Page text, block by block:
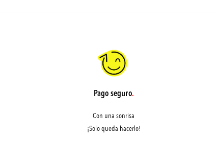
Pago seguro.
Con una sonrisa
¡Solo queda hacerlo!